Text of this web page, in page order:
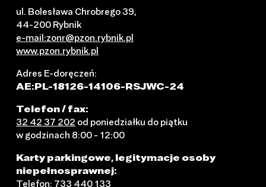
ul. Bolesława Chrobrego 39,
44-200 Rybnik
e-mail:zonr@pzon.rybnik.pl
www.pzon.rybnik.pl
Adres E-doręczeń:
AE:PL-18126-14106-RSJWC-24
Telefon / fax:
32 42 37 202 od poniedziałku do piątku
w godzinach 8:00 - 12:00
Karty parkingowe, legitymacje osoby
niepełnosprawnej:
Telefon: 733 440 133